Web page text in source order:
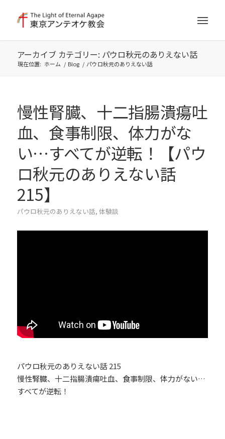
アーカイブ カテゴリー: パウロ秋元のありえない話
現在位置: ホーム / Blog / パウロ秋元のありえない話
慢性腎臓、十二指腸潰瘍吐
血、食事制限、体力がな
い…すべてが逆転！【パウ
ロ秋元のありえない話
215】
パウロ秋元のありえない話, 体験談
パウロ秋元のありえない話 215
慢性腎臓、十二指腸潰瘍吐血、食事制限、体力がない…
すべてが逆転！